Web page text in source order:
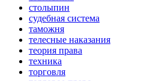
столыпин
судебная система
таможня
телесные наказания
теория права
техника
торговля